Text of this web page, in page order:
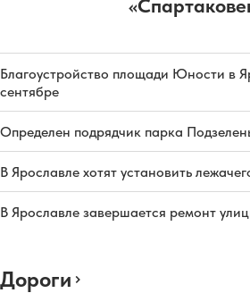
Благоустройство площади Юности в
сентябре
Определен подрядчик парка
В Ярославле хотят установить
В Ярославле завершается ремонт
Дороги